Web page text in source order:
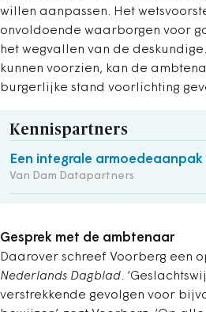
willen aanpassen. Het
onvoldoende waarborgen voor
het wegvallen van de
kunnen voorzien, kan de
burgerlijke stand voorlichting
Kennispartners
Een integrale
Van Dam Datapartners
Gesprek met de ambtenaar
Daarover schreef Voorberg een
Nederlands Dagblad.
verstrekkende gevolgen voor